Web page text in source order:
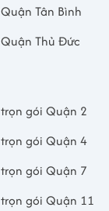
Tân Bình
Thủ Đức
gói Quận 2
gói Quận 4
gói Quận 7
gói Quận 11